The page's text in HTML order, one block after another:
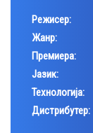
Режисер:
Жанр:
Премиера:
Јазик:
Технологија:
Дистрибутер: